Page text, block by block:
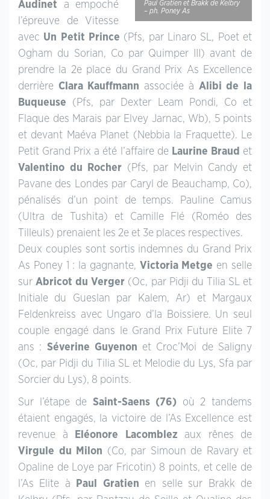
Paul Gratien et Brakk de Kelbry
– ph. Poney As
Audinet a empoché
l’épreuve de Vitesse
avec Un Petit Prince (Pfs, par Linaro SL, Poet et
Ogham du Sorian, Co par Quimper III) avant de
prendre la 2e place du Grand Prix As Excellence
derrière Clara Kauffmann associée à Alibi de la
Buqueuse (Pfs, par Dexter Leam Pondi, Co et
Flaque des Marais par Elvey Jarnac, Wb), 5 points
et devant Maéva Planet (Nebbia la Fraquette). Le
Petit Grand Prix a été l’affaire de Laurine Braud et
Valentino du Rocher (Pfs, par Melvin Candy et
Pavane des Londes par Caryl de Beauchamp, Co),
pénalisés d’un point de temps. Pauline Camus
(Ultra de Tushita) et Camille Flé (Roméo des
Tilleuls) prenaient les 2e et 3e places respectives.
Deux couples sont sortis indemnes du Grand Prix
As Poney 1 : la gagnante, Victoria Metge en selle
surAbricot du Verger (Oc, par Pidji du Tilia SL et
Initiale du Gueslan par Kalem, Ar) et Margaux
Feldenkreiss avec Ungaro d’la Boissiere. Un seul
couple engagé dans le Grand Prix Future Elite 7
ans : Séverine Guyenon et Croc’Moi de Saligny
(Oc, par Pidji du Tilia SL et Melodie du Lys, Sfa par
Sorcier du Lys), 8 points.
Sur l’étape de Saint-Saens (76) où 2 tandems
étaient engagés, la victoire de l’As Excellence est
revenue à
Eléonore Lacomblez aux rênes de
Virgule du Milon (Co, par Simoun de Ravary et
Opaline de Loye par Fricotin) 8 points, et celle de
l’As Elite à
Paul Gratien en selle sur Brakk de